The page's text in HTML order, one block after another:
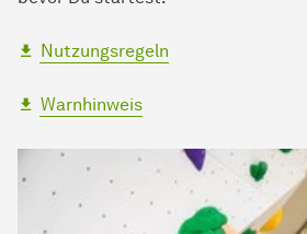
Nutzungsregeln
Warnhinweis